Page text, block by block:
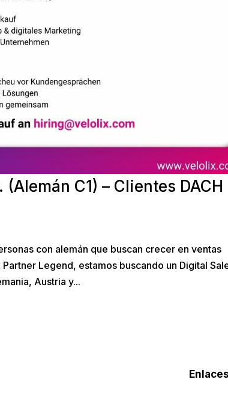
C1) – Clientes DACH
con alemán que buscan crecer en ventas
Legend, estamos buscando un Digital
Austria y...